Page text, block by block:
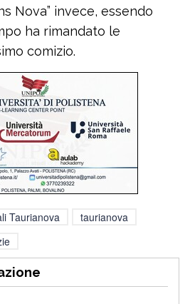
Nova” invece, essendo
ha rimandato le
comizio.
Taurianova
taurianova